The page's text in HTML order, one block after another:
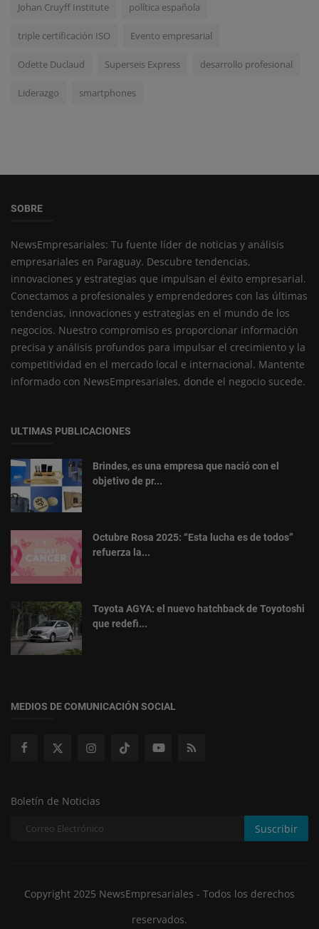
Johan Cruyff Institute política española
triple certificación ISO Evento empresarial
Odette Duclaud Superseis Express desarrollo profesional
Liderazgo smartphones
SOBRE
NewsEmpresariales: Tu fuente líder de noticias y análisis
empresariales en Paraguay. Descubre tendencias,
innovaciones y estrategias que impulsan el éxito empresarial.
Conectamos a profesionales y emprendedores con las últimas
tendencias, innovaciones y estrategias en el mundo de los
negocios. Nuestro compromiso es proporcionar información
precisa y análisis profundos para impulsar el crecimiento y la
competitividad en el mercado local e internacional. Mantente
informado con NewsEmpresariales, donde el negocio sucede.
ULTIMAS PUBLICACIONES
Brindes, es una empresa que nació con el
objetivo de pr...
Octubre Rosa 2025: “Esta lucha es de todos”
refuerza la...
Toyota AGYA: el nuevo hatchback de Toyotoshi
que redefi...
MEDIOS DE COMUNICACIÓN SOCIAL
Boletín de Noticias
Suscribir
Copyright 2025 NewsEmpresariales - Todos los derechos
reservados.